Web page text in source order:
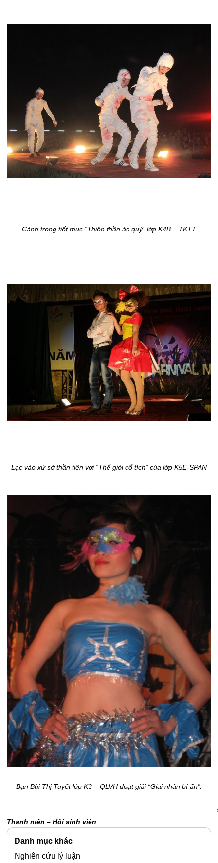
Cảnh trong tiết mục “Thiên thần ác quỷ” lớp K4B – TKTT
Lạc vào xứ sở thần tiên với “Thế giới cổ tích” của lớp K5E-SPAN
Bạn Bùi Thị Tuyết lớp K3 – QLVH đoạt giải “Giai nhân bí ẩn”.
Thanh niên – Hội sinh viên
Danh mục khác
Nghiên cứu lý luận